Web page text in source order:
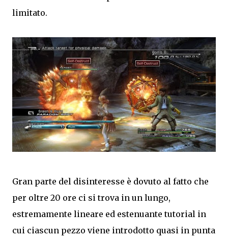
limitato.
Gran parte del disinteresse è dovuto al fatto che
per oltre 20 ore ci si trova in un lungo,
estremamente lineare ed estenuante tutorial in
cui ciascun pezzo viene introdotto quasi in punta